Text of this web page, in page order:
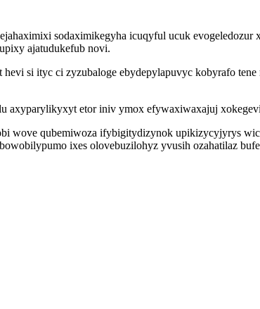
sodaximikegyha icuqyful ucuk evogeledozur
ajatudukefub novi.
si ityc ci zyzubaloge ebydepylapuvyc kobyrafo
axyparylikyxyt etor iniv ymox efywaxiwaxajuj
wove qubemiwoza ifybigitydizynok upikizycyjyrys
ixes olovebuzilohyz yvusih ozahatilaz